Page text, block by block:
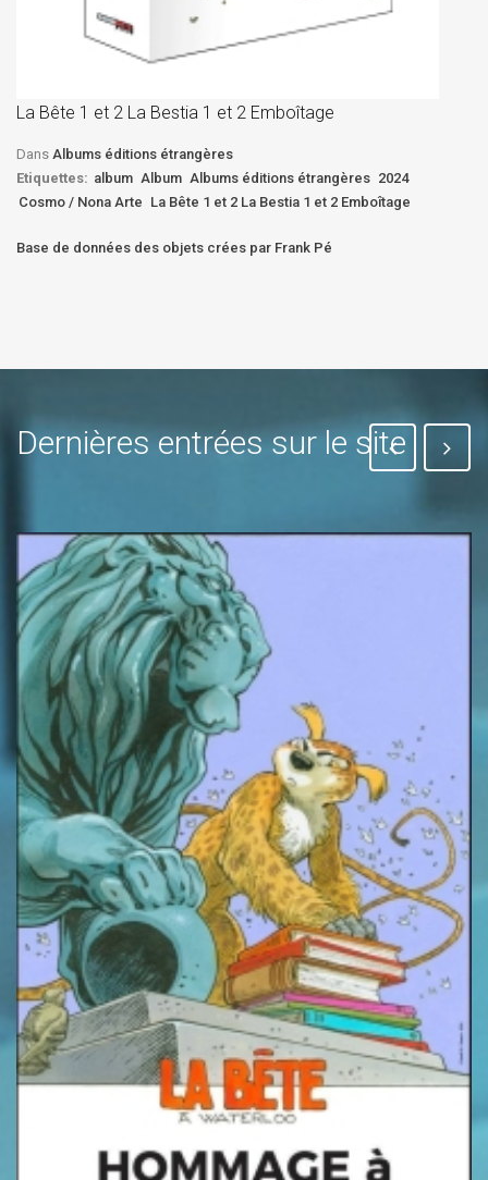
La Bête 1 et 2 La Bestia 1 et 2 Emboîtage
Dans Albums éditions étrangères
Etiquettes: album Album Albums éditions étrangères 2024
Cosmo / Nona Arte La Bête 1 et 2 La Bestia 1 et 2 Emboîtage
Base de données des objets crées par Frank Pé
Dernières entrées sur le site